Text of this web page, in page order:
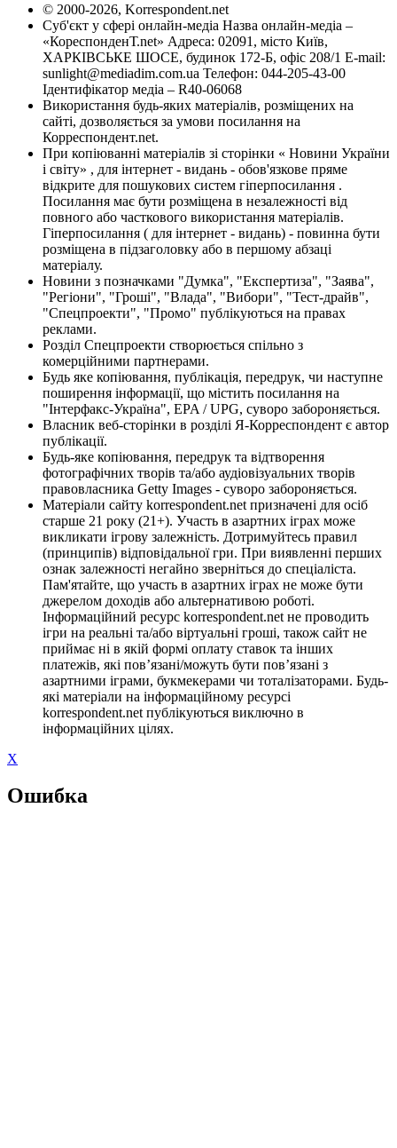
© 2000-2026, Korrespondent.net
Суб'єкт у сфері онлайн-медіа Назва онлайн-медіа –
«КореспонденТ.net» Адреса: 02091, місто Київ,
ХАРКІВСЬКЕ ШОСЕ, будинок 172-Б, офіс 208/1 E-mail:
sunlight@mediadim.com.ua Телефон: 044-205-43-00
Ідентифікатор медіа – R40-06068
Використання будь-яких матеріалів, розміщених на
сайті, дозволяється за умови посилання на
Корреспондент.net.
При копіюванні матеріалів зі сторінки « Новини України
і світу» , для інтернет - видань - обов'язкове пряме
відкрите для пошукових систем гіперпосилання .
Посилання має бути розміщена в незалежності від
повного або часткового використання матеріалів.
Гіперпосилання ( для інтернет - видань) - повинна бути
розміщена в підзаголовку або в першому абзаці
матеріалу.
Новини з позначками "Думка", "Експертиза", "Заява",
"Регіони", "Гроші", "Влада", "Вибори", "Тест-драйв",
"Спецпроекти", "Промо" публікуються на правах
реклами.
Розділ Спецпроекти створюється спільно з
комерційними партнерами.
Будь яке копіювання, публікація, передрук, чи наступне
поширення інформації, що містить посилання на
"Інтерфакс-Україна", EPA / UPG, суворо забороняється.
Власник веб-сторінки в розділі Я-Корреспондент є автор
публікації.
Будь-яке копіювання, передрук та відтворення
фотографічних творів та/або аудіовізуальних творів
правовласника Getty Images - суворо забороняється.
Матеріали сайту korrespondent.net призначені для осіб
старше 21 року (21+). Участь в азартних іграх може
викликати ігрову залежність. Дотримуйтесь правил
(принципів) відповідальної гри. При виявленні перших
ознак залежності негайно зверніться до спеціаліста.
Пам'ятайте, що участь в азартних іграх не може бути
джерелом доходів або альтернативою роботі.
Інформаційний ресурс korrespondent.net не проводить
ігри на реальні та/або віртуальні гроші, також сайт не
приймає ні в якій формі оплату ставок та інших
платежів, які пов’язані/можуть бути пов’язані з
азартними іграми, букмекерами чи тоталізаторами. Будь-
які матеріали на інформаційному ресурсі
korrespondent.net публікуються виключно в
інформаційних цілях.
X
Ошибка